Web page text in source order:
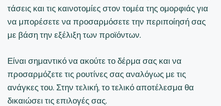
τάσεις και τις καινοτομίες στον τομέα της ομορφιάς για
να μπορέσετε να προσαρμόσετε την περιποίησή σας
με βάση την εξέλιξη των προϊόντων.
Είναι σημαντικό να ακούτε το δέρμα σας και να
προσαρμόζετε τις ρουτίνες σας αναλόγως με τις
ανάγκες του. Στην τελική, το τελικό αποτέλεσμα θα
δικαιώσει τις επιλογές σας.